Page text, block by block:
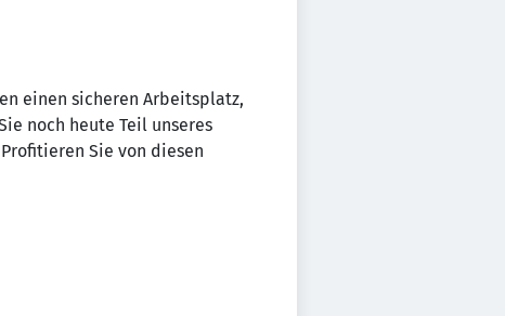
einen sicheren Arbeitsplatz,
noch heute Teil unseres
Sie von diesen